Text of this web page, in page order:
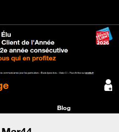
Blog